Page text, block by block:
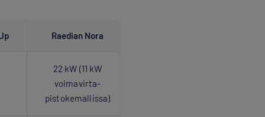
Raedian Nora
22 kW (11 kW
voimavirta­
pistokemallissa)